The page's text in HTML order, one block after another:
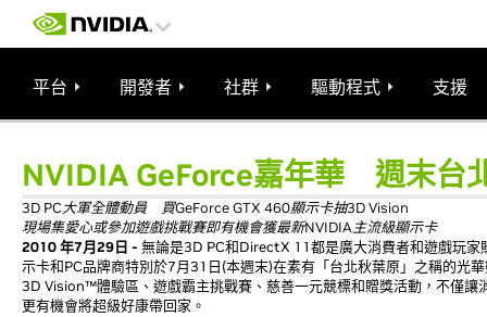
平台 開發者 社群 驅動程式 支援
NVIDIA GeForce嘉年華 週末台
3D PC大軍全體動員 買GeForce GTX 460顯示卡抽3D Vision
現場集愛心或參加遊戲挑戰賽即有機會獲最新NVIDIA主流級顯示卡
2010 年7月29日 - 無論是3D PC和DirectX 11都是廣大消費者和遊戲玩
示卡和PC品牌商特別於7月31日(本週末)在素有「台北秋葉原」之稱的光
3D Vision™體驗區、遊戲霸主挑戰賽、慈善一元競標和贈獎活動，不僅
更有機會將超級好康帶回家。